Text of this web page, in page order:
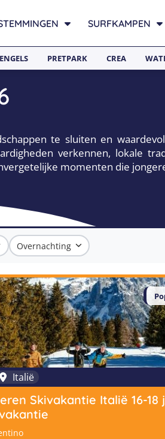
SURFKAMPEN
ENGELS PRETPARK CREA
te sluiten en
verkennen, lokale
momenten die
Overnachting
Italië
Skivakantie Italië 16-18